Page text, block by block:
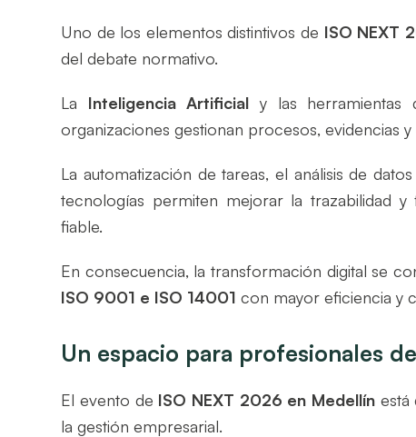
Uno de los elementos distintivos de ISO NEXT
del debate normativo.
La Inteligencia Artificial y las herramientas
organizaciones gestionan procesos, evidencias
La automatización de tareas, el análisis de
tecnologías permiten mejorar la trazabilidad
fiable.
En consecuencia, la transformación digital se
ISO 9001 e ISO 14001 con mayor eficiencia y
Un espacio para profesionales
El evento de ISO NEXT 2026 en Medellínestá
la gestión empresarial.